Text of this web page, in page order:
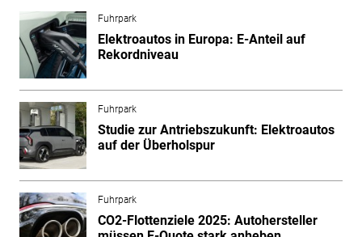
Fuhrpark
Elektroautos in Europa: E-Anteil auf
Rekordniveau
Fuhrpark
Studie zur Antriebszukunft: Elektroautos
auf der Überholspur
Fuhrpark
CO2-Flottenziele 2025: Autohersteller